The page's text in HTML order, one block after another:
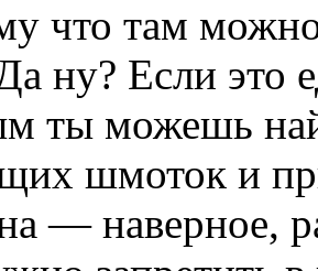
что там
ну? Если это
ты можешь
шмоток и
— наверное,